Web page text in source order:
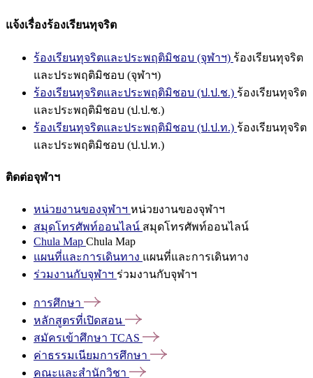
แจ้งเรื่องร้องเรียนทุจริต
ร้องเรียนทุจริตและประพฤติมิชอบ (จุฬาฯ) ร้องเรียนทุจริต
และประพฤติมิชอบ (จุฬาฯ)
ร้องเรียนทุจริตและประพฤติมิชอบ (ป.ป.ช.) ร้องเรียนทุจริต
และประพฤติมิชอบ (ป.ป.ช.)
ร้องเรียนทุจริตและประพฤติมิชอบ (ป.ป.ท.) ร้องเรียนทุจริต
และประพฤติมิชอบ (ป.ป.ท.)
ติดต่อจุฬาฯ
หน่วยงานของจุฬาฯ หน่วยงานของจุฬาฯ
สมุดโทรศัพท์ออนไลน์ สมุดโทรศัพท์ออนไลน์
Chula Map Chula Map
แผนที่และการเดินทาง แผนที่และการเดินทาง
ร่วมงานกับจุฬาฯ ร่วมงานกับจุฬาฯ
การศึกษา
หลักสูตรที่เปิดสอน
สมัครเข้าศึกษา TCAS
ค่าธรรมเนียมการศึกษา
คณะและสำนักวิชา